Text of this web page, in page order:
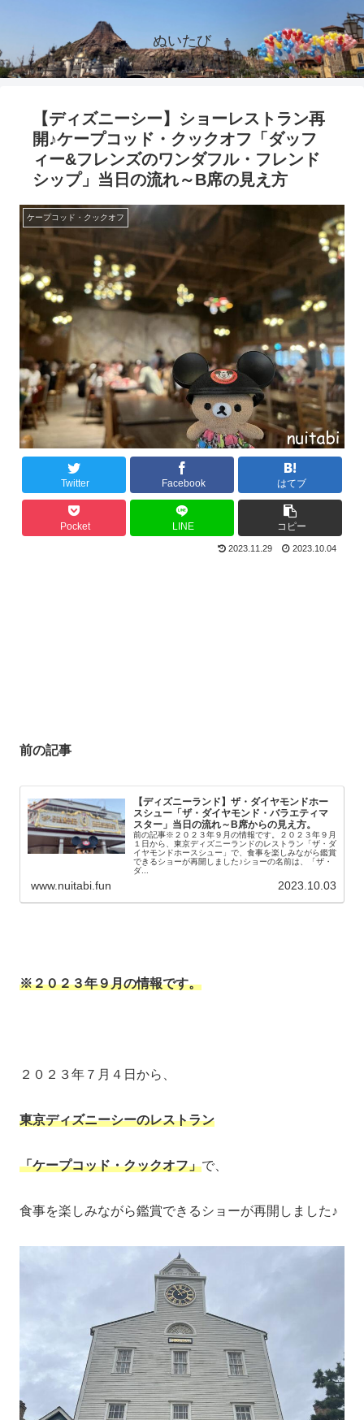
ぬいたび
【ディズニーシー】ショーレストラン再
開♪ケープコッド・クックオフ「ダッフ
ィー&フレンズのワンダフル・フレンド
シップ」当日の流れ～B席の見え方
ケープコッド・クックオフ
Twitter Facebook はてブ
Pocket LINE コピー
2023.11.29 2023.10.04
前の記事
【ディズニーランド】ザ・ダイヤモンドホー
スシュー「ザ・ダイヤモンド・バラエティマ
スター」当日の流れ～B席からの見え方。
前の記事※２０２３年９月の情報です。２０２３年９月
１日から、東京ディズニーランドのレストラン「ザ・ダ
イヤモンドホースシュー」で、食事を楽しみながら鑑賞
できるショーが再開しました♪ショーの名前は、「ザ・
ダ...
www.nuitabi.fun 2023.10.03
※２０２３年９月の情報です。
２０２３年７月４日から、
東京ディズニーシーのレストラン
「ケープコッド・クックオフ」で、
食事を楽しみながら鑑賞できるショーが再開しました♪